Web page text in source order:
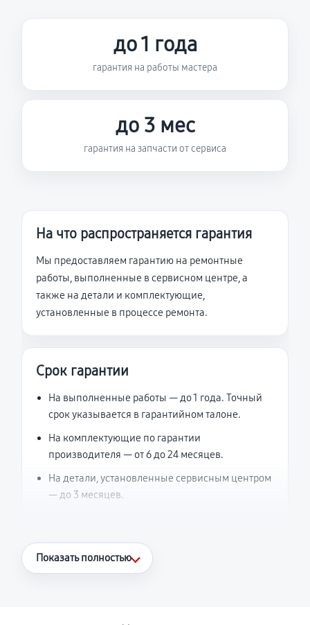
до 1 года
гарантия на работы мастера
до 3 мес
гарантия на запчасти от сервиса
На что распространяется гарантия
Мы предоставляем гарантию на ремонтные
работы, выполненные в сервисном центре, а
также на детали и комплектующие,
установленные в процессе ремонта.
Срок гарантии
На выполненные работы — до 1 года. Точный
срок указывается в гарантийном талоне.
На комплектующие по гарантии
производителя — от 6 до 24 месяцев.
На детали, установленные сервисным центром
— до 3 месяцев.
Что считается гарантийным случаем
Показать полностью